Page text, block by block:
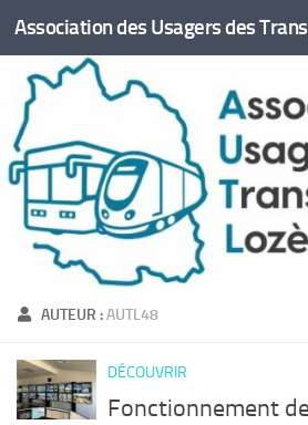
Skip to content
AUTEUR :AUTL48
DÉCOUVRIR
Fonctionnement